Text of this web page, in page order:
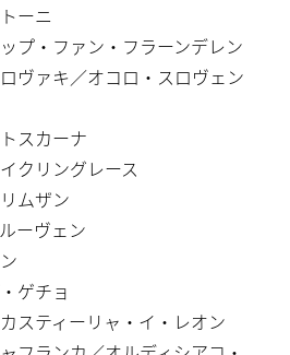
ーニ
プ・ファン・フラーンデレン
ヴァキ／オコロ・スロヴェン
スカーナ
クリングレース
ムザン
ーヴェン
ゲチョ
スティーリャ・イ・レオン